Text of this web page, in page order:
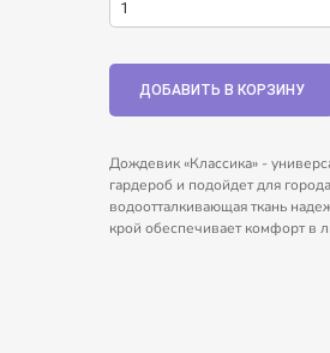
Дождевик «Классика» -
гардероб и подойдет для
водоотталкивающая ткань
крой обеспечивает комфорт в